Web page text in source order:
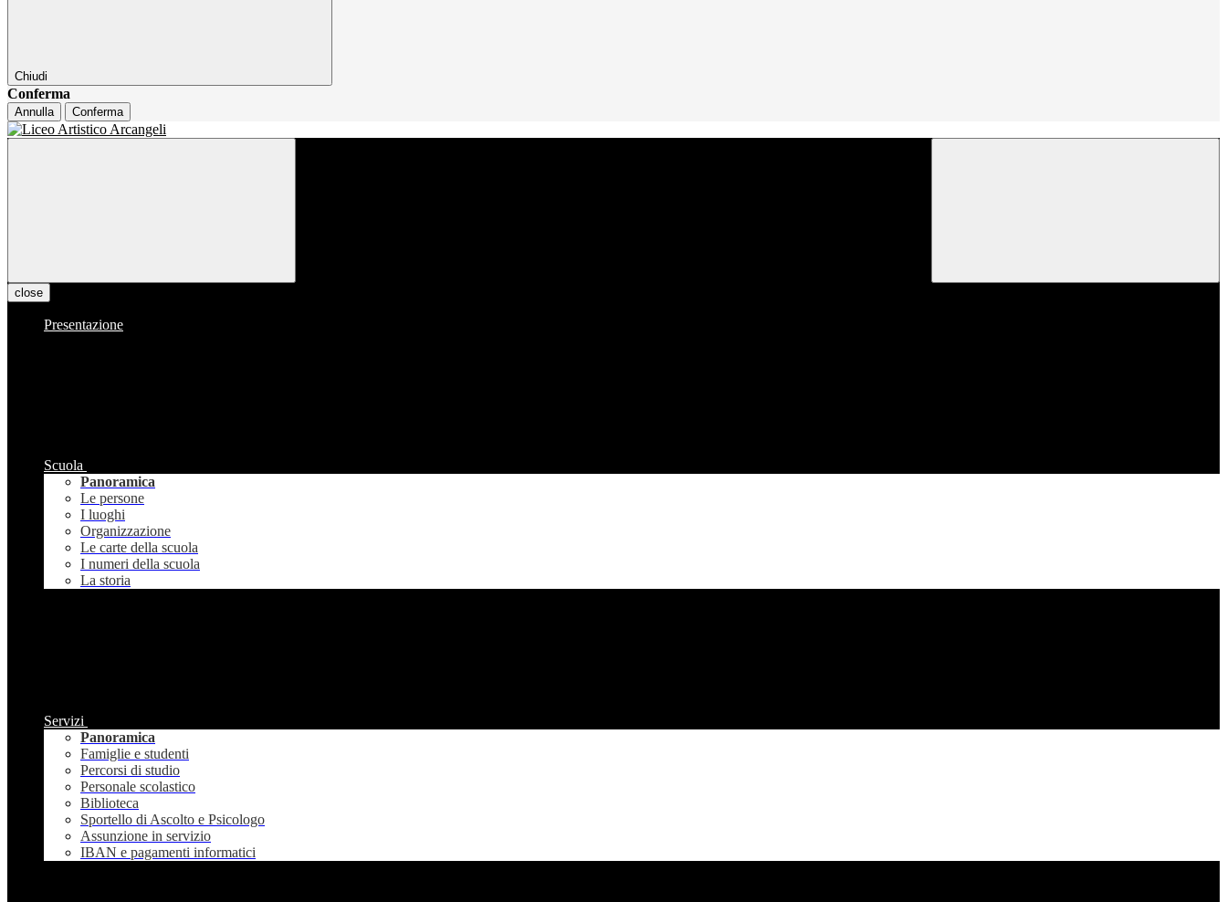
Chiudi
Conferma
Annulla Conferma
close
Presentazione
Scuola
Panoramica
Le persone
I luoghi
Organizzazione
Le carte della scuola
I numeri della scuola
La storia
Servizi
Panoramica
Famiglie e studenti
Percorsi di studio
Personale scolastico
Biblioteca
Sportello di Ascolto e Psicologo
Assunzione in servizio
IBAN e pagamenti informatici